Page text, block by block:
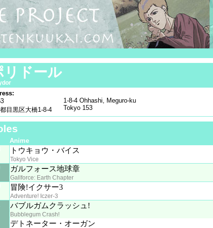
リドール
目黒区大橋1-8-4
1-8-4 Ohhashi, Meguro-ku
Tokyo 153
Anime
トウキョウ・バイス
Tokyo Vice
ガルフォース地球章
Gallforce: Earth Chapter
冒険!イクサー3
Adventure! Iczer-3
バブルガムクラッシュ!
Bubblegum Crash!
デトネーター・オーガン